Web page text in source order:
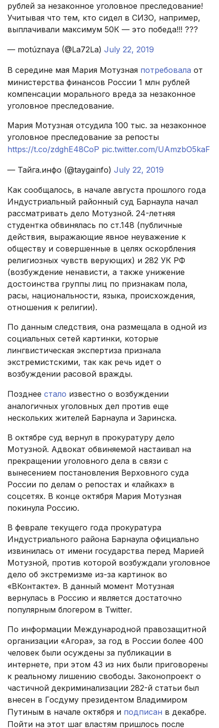
рублей за незаконное уголовное преследование!
Учитывая что тем, кто сидел в СИЗО, например,
выплачивали максимум 50К — это победа!!! ???
— motúznaya (@La72La) July 22, 2019
В середине мая Мария Мотузная потребовала от
министерства финансов России 1 млн рублей
компенсации морального вреда за незаконное
уголовное преследование.
Мария Мотузная отсудила 100 тыс. за незаконное
уголовное преследование за репосты
https://t.co/zdghE48CoP pic.twitter.com/UAmzbO5kaF
— Тайга.инфо (@taygainfo) July 22, 2019
Как сообщалось, в начале августа прошлого года
Индустриальный районный суд Барнаула начал
рассматривать дело Мотузной. 24-летняя
студентка обвинялась по ст.148 (публичные
действия, выражающие явное неуважение к
обществу и совершенные в целях оскорбления
религиозных чувств верующих) и 282 УК РФ
(возбуждение ненависти, а также унижение
достоинства группы лиц по признакам пола,
расы, национальности, языка, происхождения,
отношения к религии).
По данным следствия, она размещала в одной из
социальных сетей картинки, которые
лингвистическая экспертиза признала
экстремистскими, так как речь идет о
возбуждении расовой вражды.
Позднее стало известно о возбуждении
аналогичных уголовных дел против еще
нескольких жителей Барнаула и Заринска.
В октябре суд вернул в прокуратуру дело
Мотузной. Адвокат обвиняемой настаивал на
прекращении уголовного дела в связи с
вынесением постановления Верховного суда
России по делам о репостах и «лайках» в
соцсетях. В конце октября Мария Мотузная
покинула Россию.
В феврале текущего года прокуратура
Индустриального района Барнаула официально
извинилась от имени государства перед Марией
Мотузной, против которой возбуждали уголовное
дело об экстремизме из-за картинок во
«ВКонтакте». В данный момент Мотузная
вернулась в Россию и является достаточно
популярным блогером в Twitter.
По информации Международной правозащитной
организации «Агора», за год в России более 400
человек были осуждены за публикации в
интернете, при этом 43 из них были приговорены
к реальному лишению свободы. Законопроект о
частичной декриминализации 282-й статьи был
внесен в Госдуму президентом Владимиром
Путиным в начале октября и подписан в декабре.
Пойти на этот шаг властям пришлось после